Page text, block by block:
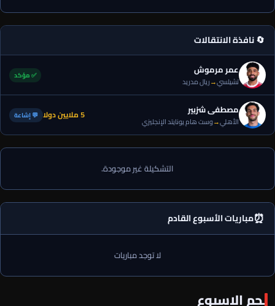
🔄 نافذة الانتقالات
عمر مرموش
تشيلسي→ريال مدريد
✅ مؤكد
مصطفى شزبير
الأهلي→وست هام يونايتد الإنجليزي 5 ملايين دولا 💬 إشاعة
التشكيلة غير موجودة.
⏰مباريات الأسبوع القادم
لا توجد مباريات
نجم الاسبوع